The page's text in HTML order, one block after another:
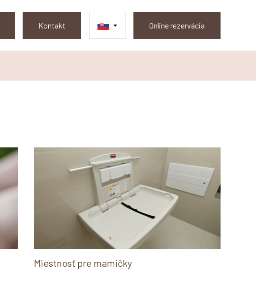
Kontakt Online rezervácia
Miestnosť pre mamičky